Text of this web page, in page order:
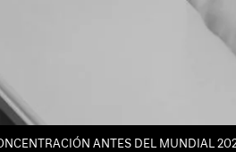
ANTES DEL MUNDIAL 2026